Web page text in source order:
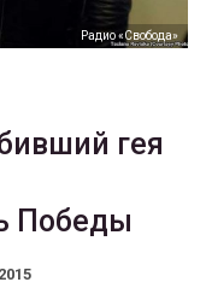
Радио «Свобода»
гея
Победы